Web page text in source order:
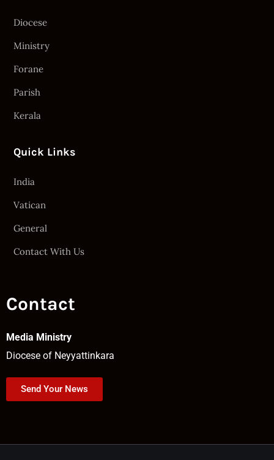
Diocese
Ministry
Forane
Parish
Kerala
Quick Links
India
Vatican
General
Contact With Us
Contact
Media Ministry
Diocese of Neyyattinkara
Send Your News